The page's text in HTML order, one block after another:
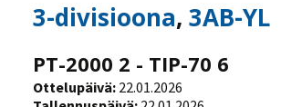
3-divisioona,3AB-YL
PT-2000 2 - TIP-70 6
Ottelupäivä: 22.01.2026